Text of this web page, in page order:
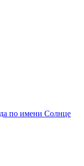
по имени Солнце